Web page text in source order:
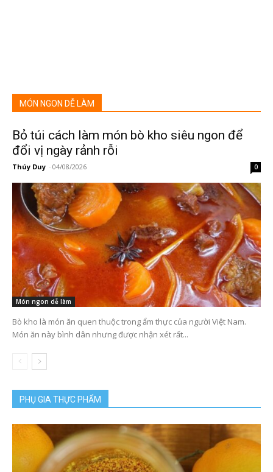
MÓN NGON DỄ LÀM
Bỏ túi cách làm món bò kho siêu ngon để
đổi vị ngày rảnh rỗi
Thúy Duy - 04/08/2026 0
Món ngon dễ làm
Bò kho là món ăn quen thuộc trong ẩm thực của người Việt Nam.
Món ăn này bình dân nhưng được nhận xét rất...
PHỤ GIA THỰC PHẨM